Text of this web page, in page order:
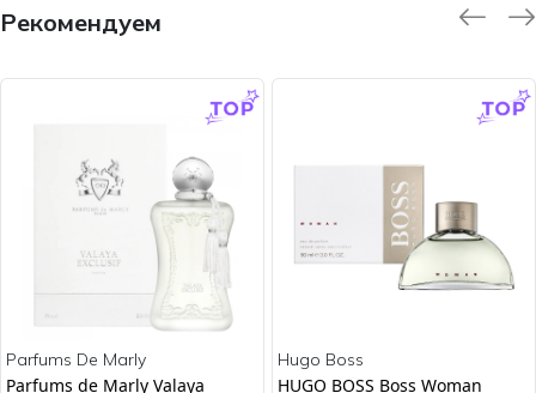
Рекомендуем
Parfums De Marly
Parfums de Marly Valaya
Hugo Boss
HUGO BOSS Boss Woman